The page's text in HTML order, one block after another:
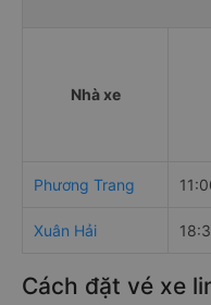
Nhà xe
Phương Trang
Xuân Hải
Cách đặt vé xe